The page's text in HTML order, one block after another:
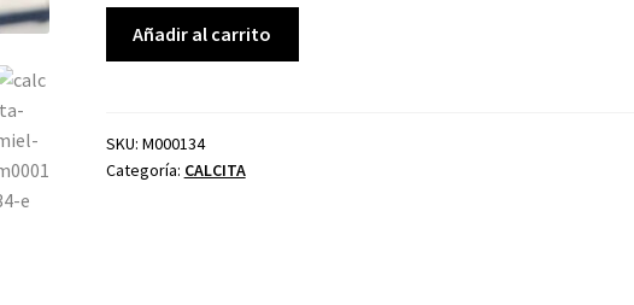
Añadir al carrito
SKU: M000134
Categoría: CALCITA